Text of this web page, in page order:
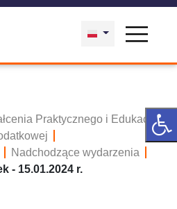
Praktycznego i Edukacji
Nadchodzące wydarzenia
- 15.01.2024 r.